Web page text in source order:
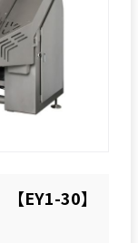
EY1-30】